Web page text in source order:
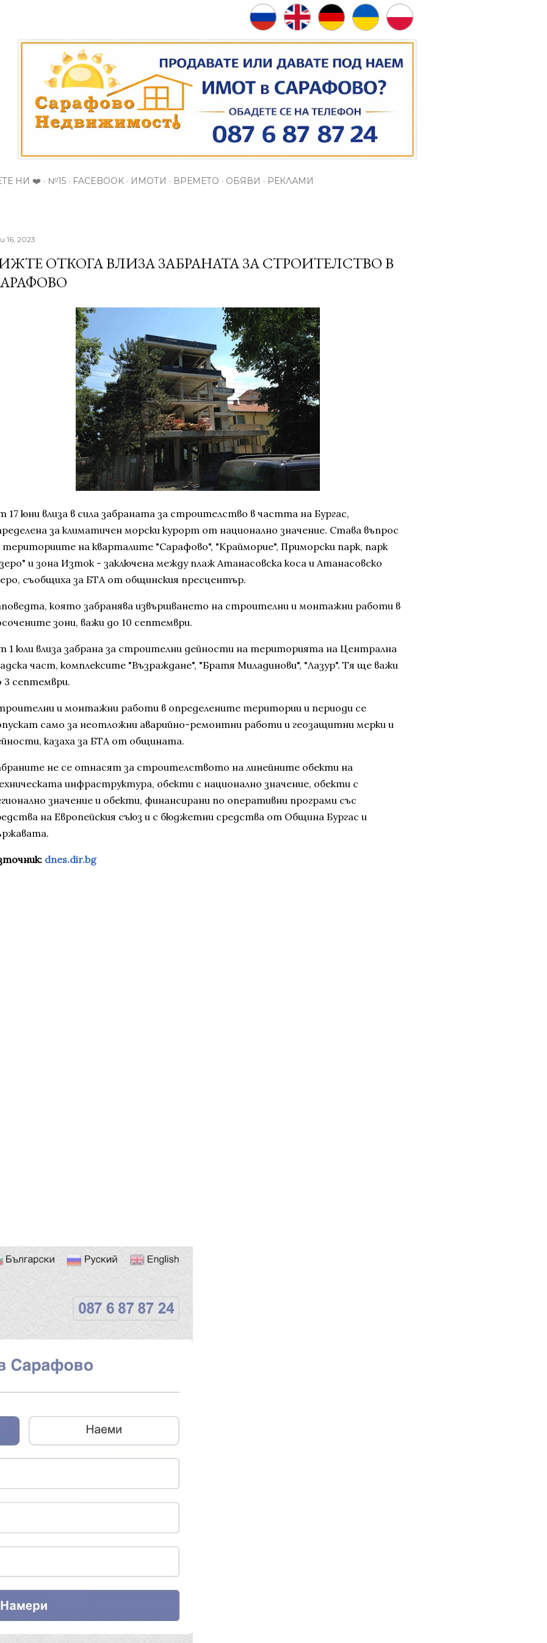
НИ ❤️ №15 FACEBOOK ИМОТИ ВРЕМЕТО ОБЯВИ РЕКЛАМИ
16, 2023
ОТКОГА ВЛИЗА ЗАБРАНАТА ЗА СТРОИТЕЛСТВО В
17 юни влиза в сила забраната за строителство в частта на Бургас,
за климатичен морски курорт от национално значение. Става въпрос
териториите на кварталите "Сарафово", "Крайморие", Приморски парк, парк
и зона Изток - заключена между плаж Атанасовска коса и Атанасовско
съобщиха за БТА от общинския пресцентър.
която забранява извършването на строителни и монтажни работи в
зони, важи до 10 септември.
1 юли влиза забрана за строителни дейности на територията на Централна
част, комплексите "Възраждане", "Братя Миладинови", "Лазур". Тя ще важи
3 септември.
и монтажни работи в определените територии и периоди се
само за неотложни аварийно-ремонтни работи и геозащитни мерки и
казаха за БТА от общината.
не се отнасят за строителството на линейните обекти на
инфраструктура, обекти с национално значение, обекти с
значение и обекти, финансирани по оперативни програми със
на Европейския съюз и с бюджетни средства от Община Бургас и
dnes.dir.bg